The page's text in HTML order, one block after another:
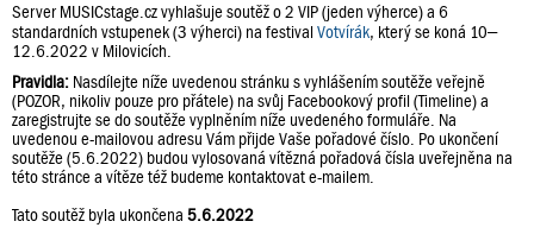
Server MUSICstage.cz vyhlašuje soutěž o 2 VIP (jeden výherce) a 6
standardních vstupenek (3 výherci) na festivalVotvírák, který se koná 10–
12.6.2022 v Milovicích.
Pravidla: Nasdílejte níže uvedenou stránku s vyhlášením soutěže veřejně
(POZOR, nikoliv pouze pro přátele) na svůj Facebookový profil (Timeline) a
zaregistrujte se do soutěže vyplněním níže uvedeného formuláře. Na
uvedenou e-mailovou adresu Vám přijde Vaše pořadové číslo. Po ukončení
soutěže (5.6.2022) budou vylosovaná vítězná pořadová čísla uveřejněna na
této stránce a vítěze též budeme kontaktovat e-mailem.
Tato soutěž byla ukončena 5.6.2022